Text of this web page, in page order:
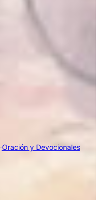
·Oración y Devocionales